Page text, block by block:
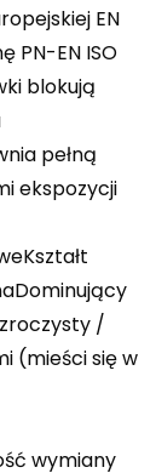
EN
PN-EN ISO
blokują
pełną
ekspozycji
/
(mieści się w
wymiany